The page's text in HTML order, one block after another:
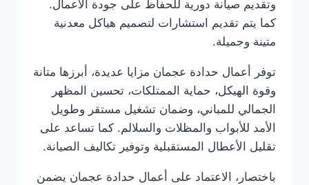
وتقديم صيانة دورية للحفاظ على جودة الأعمال.
كما يتم تقديم استشارات لتصميم هياكل معدنية
متينة وجميلة.
توفر أعمال حدادة عجمان مزايا عديدة، أبرزها متانة
وقوة الهيكل، حماية الممتلكات، تحسين المظهر
الجمالي للمباني، وضمان تشغيل مستقر وطويل
الأمد للأبواب والمظلات والسلالم. كما تساعد على
تقليل الأعطال المستقبلية وتوفير تكاليف الصيانة.
باختصار، الاعتماد على أعمال حدادة عجمان يضمن